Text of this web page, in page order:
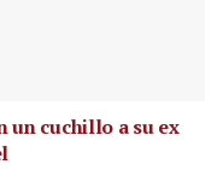
un cuchillo a su ex